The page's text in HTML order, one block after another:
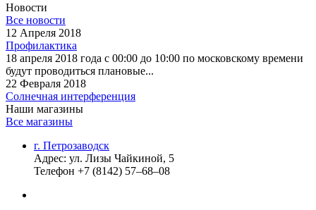
Новости
Все новости
12 Апреля 2018
Профилактика
18 апреля 2018 года с 00:00 до 10:00 по московскому времени
будут проводиться плановые...
22 Февраля 2018
Солнечная интерференция
Наши магазины
Все магазины
г. Петрозаводск
Адрес: ул. Лизы Чайкиной, 5
Телефон +7 (8142) 57–68–08